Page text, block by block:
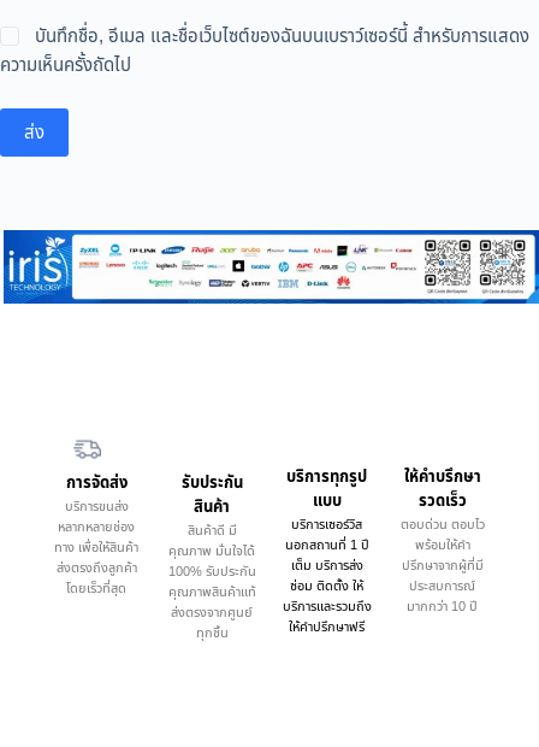
บันทึกชื่อ, อีเมล และชื่อเว็บไซต์ของฉันบนเบราว์เซอร์นี้ สำหรับการแสดง
ความเห็นครั้งถัดไป
ส่ง
การจัดส่ง
บริการขนส่ง
หลากหลายช่อง
ทาง เพื่อให้สินค้า
ส่งตรงถึงลูกค้า
โดยเร็วที่สุด
รับประกัน
สินค้า
สินค้าดี มี
คุณภาพ มั่นใจได้
100% รับประกัน
คุณภาพสินค้าแท้
ส่งตรงจากศูนย์
ทุกชิ้น
บริการทุกรูป
แบบ
บริการเซอร์วิส
นอกสถานที่ 1 ปี
เต็ม บริการส่ง
ซ่อม ติดตั้ง ให้
บริการและรวมถึง
ให้คำปรึกษาฟรี
ให้คำบรึกษา
รวดเร็ว
ตอบด่วน ตอบไว
พร้อมให้คำ
ปรึกษาจากผู้ที่มี
ประสบการณ์
มากกว่า 10 ปี